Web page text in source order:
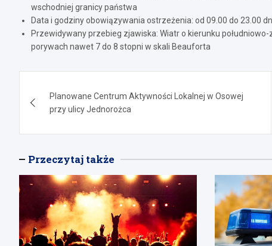
wschodniej granicy państwa
Data i godziny obowiązywania ostrzeżenia: od 09.00 do 23.00
Przewidywany przebieg zjawiska: Wiatr o kierunku
porywach nawet 7 do 8 stopni w skali Beauforta
wpisu
Planowane Centrum Aktywności Lokalnej w Osowej
przy ulicy Jednorożca
Przeczytaj także